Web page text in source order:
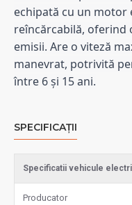
echipată cu un motor
reîncărcabilă, oferind
emisii. Are o viteză
manevrat, potrivită
între 6 și 15 ani.
SPECIFICAȚII
Specificatii vehicule
Producator